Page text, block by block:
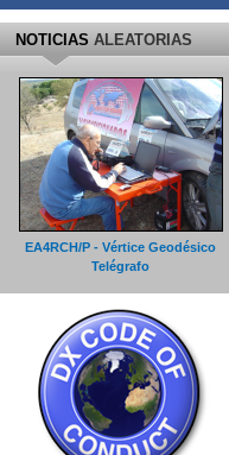
NOTICIASALEATORIAS
EA4RCH/P - Vértice Geodésico
Telégrafo